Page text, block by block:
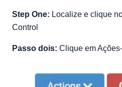
Step One: Localize e clique
Control
Passo dois: Clique em